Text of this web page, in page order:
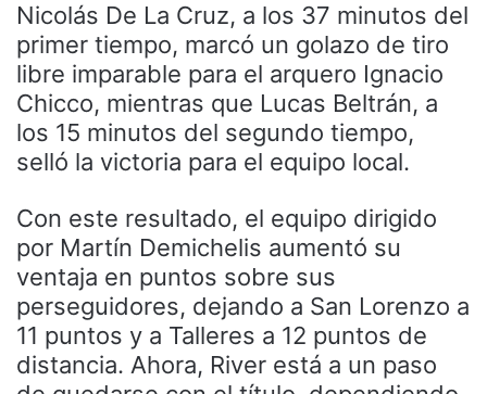
Nicolás De La Cruz, a los 37 minutos del
primer tiempo, marcó un golazo de tiro
libre imparable para el arquero Ignacio
Chicco, mientras que Lucas Beltrán, a
los 15 minutos del segundo tiempo,
selló la victoria para el equipo local.
Con este resultado, el equipo dirigido
por Martín Demichelis aumentó su
ventaja en puntos sobre sus
perseguidores, dejando a San Lorenzo a
11 puntos y a Talleres a 12 puntos de
distancia. Ahora, River está a un paso